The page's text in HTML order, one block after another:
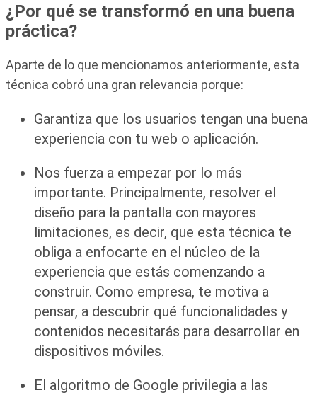
¿Por qué se transformó en una buena
práctica?
Aparte de lo que mencionamos anteriormente, esta
técnica cobró una gran relevancia porque:
Garantiza que los usuarios tengan una buena
experiencia con tu web o aplicación.
Nos fuerza a empezar por lo más
importante. Principalmente, resolver el
diseño para la pantalla con mayores
limitaciones, es decir, que esta técnica te
obliga a enfocarte en el núcleo de la
experiencia que estás comenzando a
construir. Como empresa, te motiva a
pensar, a descubrir qué funcionalidades y
contenidos necesitarás para desarrollar en
dispositivos móviles.
El algoritmo de Google privilegia a las